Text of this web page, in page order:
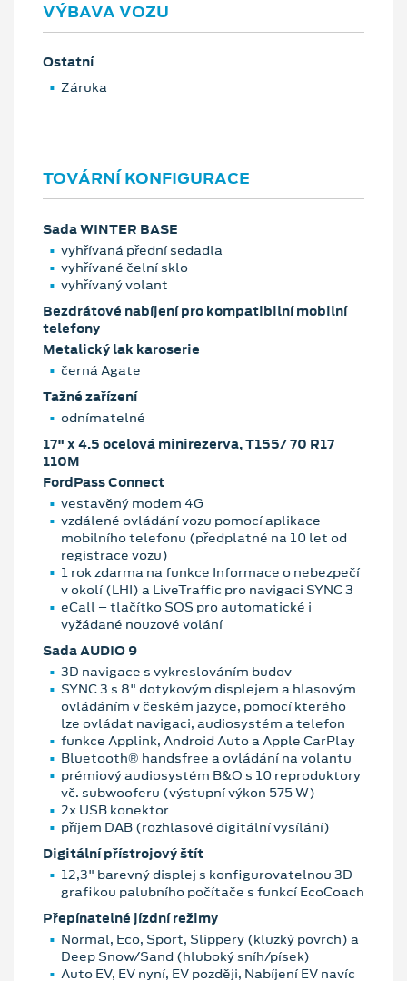
VÝBAVA VOZU
Ostatní
Záruka
TOVÁRNÍ KONFIGURACE
Sada WINTER BASE
vyhřívaná přední sedadla
vyhřívané čelní sklo
vyhřívaný volant
Bezdrátové nabíjení pro kompatibilní mobilní
telefony
Metalický lak karoserie
černá Agate
Tažné zařízení
odnímatelné
17" x 4.5 ocelová minirezerva, T155/ 70 R17
110M
FordPass Connect
vestavěný modem 4G
vzdálené ovládání vozu pomocí aplikace
mobilního telefonu (předplatné na 10 let od
registrace vozu)
1 rok zdarma na funkce Informace o nebezpečí
v okolí (LHI) a LiveTraffic pro navigaci SYNC 3
eCall – tlačítko SOS pro automatické i
vyžádané nouzové volání
Sada AUDIO 9
3D navigace s vykreslováním budov
SYNC 3 s 8" dotykovým displejem a hlasovým
ovládáním v českém jazyce, pomocí kterého
lze ovládat navigaci, audiosystém a telefon
funkce Applink, Android Auto a Apple CarPlay
Bluetooth® handsfree a ovládání na volantu
prémiový audiosystém B&O s 10 reproduktory
vč. subwooferu (výstupní výkon 575 W)
2x USB konektor
příjem DAB (rozhlasové digitální vysílání)
Digitální přístrojový štít
12,3" barevný displej s konfigurovatelnou 3D
grafikou palubního počítače s funkcí EcoCoach
Přepínatelné jízdní režimy
Normal, Eco, Sport, Slippery (kluzký povrch) a
Deep Snow/Sand (hluboký sníh/písek)
Auto EV, EV nyní, EV později, Nabíjení EV navíc